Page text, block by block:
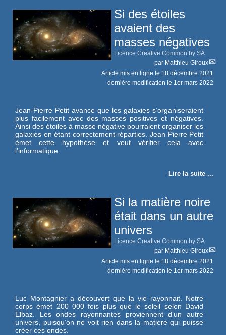
Si des étoiles
avaient des
masses négatives
Licence Creative Common by SA
par Matthieu Giroux
Article mis en ligne le 18 décembre 2021
dernière modification le 1er mars 2022
Jean-Pierre Petit avance que les galaxies s’organiseraient
plus facilement avec des masses positives et négatives.
Ainsi des étoiles à masse négative pourraient organiser les
galaxies en étant correctement réparties. Jean-Pierre Petit
émet cette hypothèse et veut vérifier cela avec
l’informatique.
Lire la suite ...
Si la matière noire
était dans un autre
univers
Licence Creative Common by SA
par Matthieu Giroux
Article mis en ligne le 18 décembre 2021
dernière modification le 1er mars 2022
Luc Montagnier a découvert que la vie rayonnait. Notre
corps émet 200 000 fois plus que le soleil selon David
Elbaz. Les ondes rayonnantes proviennent d’un autre
univers, puisqu’on ne voit rien dans la matière qui puisse
créer ces ondes.